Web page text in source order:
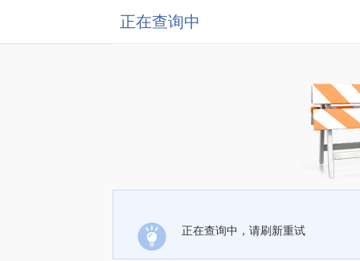
正在查询中
正在查询中，请刷新重试